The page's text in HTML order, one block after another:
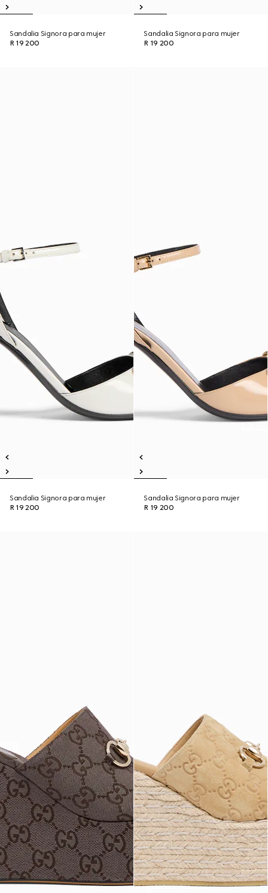
Sandalia Signora para mujer
R 19 200
Sandalia Signora para mujer
R 19 200
Sandalia Signora para mujer
R 19 200
Sandalia Signora para mujer
R 19 200